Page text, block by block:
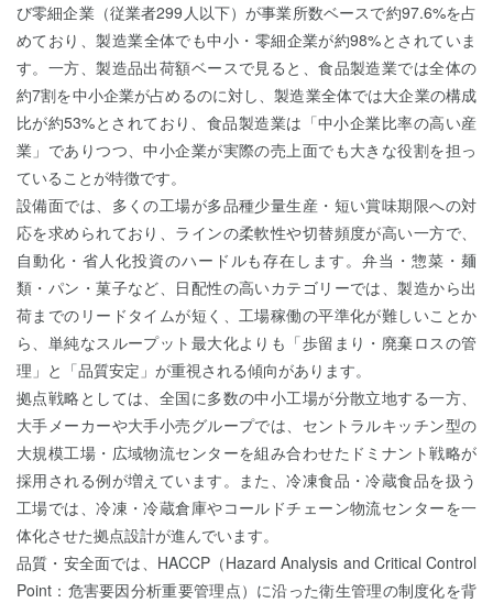
び零細企業（従業者299人以下）が事業所数ベースで約97.6%を占
めており、製造業全体でも中小・零細企業が約98%とされていま
す。一方、製造品出荷額ベースで見ると、食品製造業では全体の
約7割を中小企業が占めるのに対し、製造業全体では大企業の構成
比が約53%とされており、食品製造業は「中小企業比率の高い産
業」でありつつ、中小企業が実際の売上面でも大きな役割を担っ
ていることが特徴です。
設備面では、多くの工場が多品種少量生産・短い賞味期限への対
応を求められており、ラインの柔軟性や切替頻度が高い一方で、
自動化・省人化投資のハードルも存在します。弁当・惣菜・麺
類・パン・菓子など、日配性の高いカテゴリーでは、製造から出
荷までのリードタイムが短く、工場稼働の平準化が難しいことか
ら、単純なスループット最大化よりも「歩留まり・廃棄ロスの管
理」と「品質安定」が重視される傾向があります。
拠点戦略としては、全国に多数の中小工場が分散立地する一方、
大手メーカーや大手小売グループでは、セントラルキッチン型の
大規模工場・広域物流センターを組み合わせたドミナント戦略が
採用される例が増えています。また、冷凍食品・冷蔵食品を扱う
工場では、冷凍・冷蔵倉庫やコールドチェーン物流センターを一
体化させた拠点設計が進んでいます。
品質・安全面では、HACCP（Hazard Analysis and Critical Control
Point：危害要因分析重要管理点）に沿った衛生管理の制度化を背